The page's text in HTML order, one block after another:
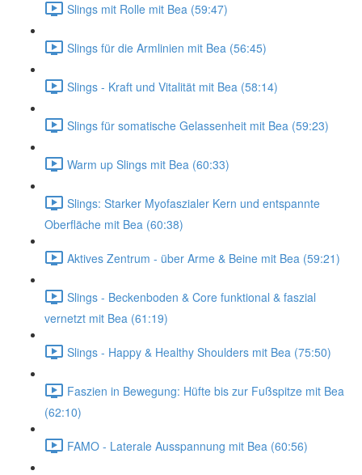
Slings mit Rolle mit Bea (59:47)
Slings für die Armlinien mit Bea (56:45)
Slings - Kraft und Vitalität mit Bea (58:14)
Slings für somatische Gelassenheit mit Bea (59:23)
Warm up Slings mit Bea (60:33)
Slings: Starker Myofaszialer Kern und entspannte
Oberfläche mit Bea (60:38)
Aktives Zentrum - über Arme & Beine mit Bea (59:21)
Slings - Beckenboden & Core funktional & faszial
vernetzt mit Bea (61:19)
Slings - Happy & Healthy Shoulders mit Bea (75:50)
Faszien in Bewegung: Hüfte bis zur Fußspitze mit Bea
(62:10)
FAMO - Laterale Ausspannung mit Bea (60:56)